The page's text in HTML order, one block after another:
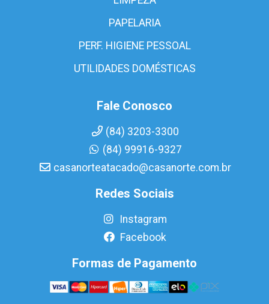
PAPELARIA
PERF. HIGIENE PESSOAL
UTILIDADES DOMÉSTICAS
Fale Conosco
(84) 3203-3300
(84) 99916-9327
casanorteatacado@casanorte.com.br
Redes Sociais
Instagram
Facebook
Formas de Pagamento